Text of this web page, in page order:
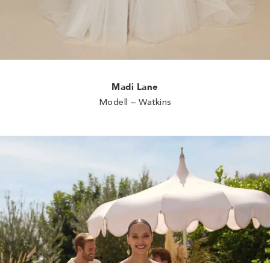
Madi Lane
Modell – Watkins